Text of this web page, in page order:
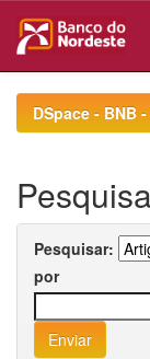
navigationDSpace - BNB
Pesquisar:
por